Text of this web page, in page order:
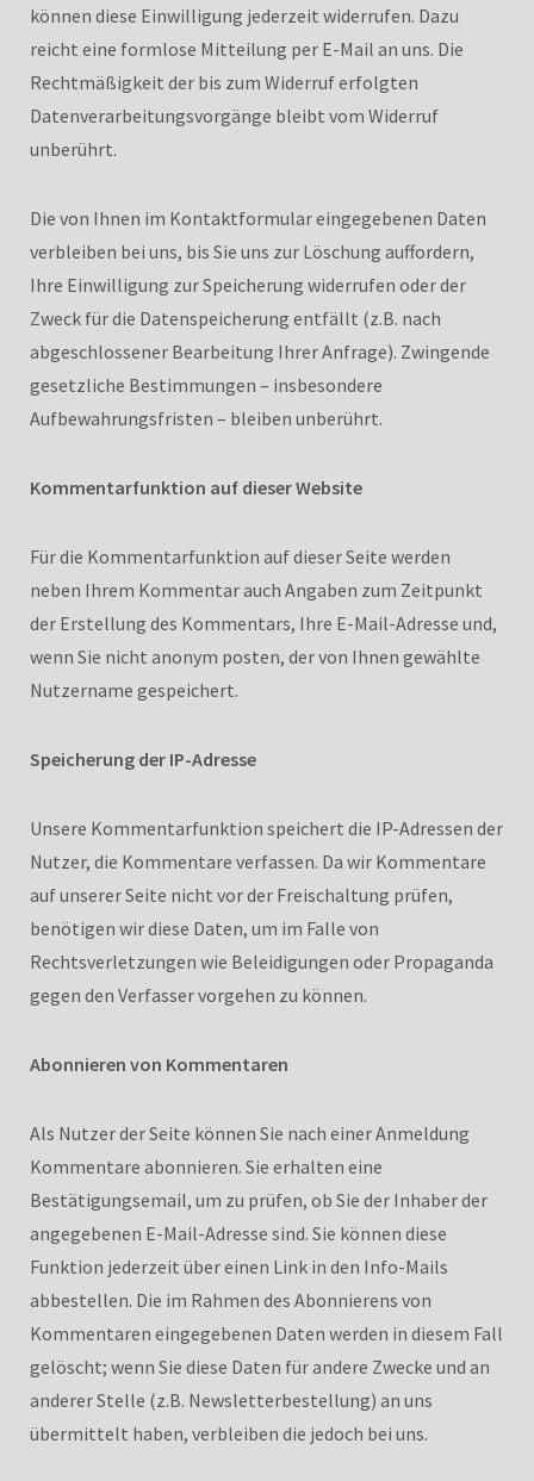
können diese Einwilligung jederzeit widerrufen. Dazu
reicht eine formlose Mitteilung per E-Mail an uns. Die
Rechtmäßigkeit der bis zum Widerruf erfolgten
Datenverarbeitungsvorgänge bleibt vom Widerruf
unberührt.
Die von Ihnen im Kontaktformular eingegebenen Daten
verbleiben bei uns, bis Sie uns zur Löschung auffordern,
Ihre Einwilligung zur Speicherung widerrufen oder der
Zweck für die Datenspeicherung entfällt (z.B. nach
abgeschlossener Bearbeitung Ihrer Anfrage). Zwingende
gesetzliche Bestimmungen – insbesondere
Aufbewahrungsfristen – bleiben unberührt.
Kommentarfunktion auf dieser Website
Für die Kommentarfunktion auf dieser Seite werden
neben Ihrem Kommentar auch Angaben zum Zeitpunkt
der Erstellung des Kommentars, Ihre E-Mail-Adresse und,
wenn Sie nicht anonym posten, der von Ihnen gewählte
Nutzername gespeichert.
Speicherung der IP-Adresse
Unsere Kommentarfunktion speichert die IP-Adressen der
Nutzer, die Kommentare verfassen. Da wir Kommentare
auf unserer Seite nicht vor der Freischaltung prüfen,
benötigen wir diese Daten, um im Falle von
Rechtsverletzungen wie Beleidigungen oder Propaganda
gegen den Verfasser vorgehen zu können.
Abonnieren von Kommentaren
Als Nutzer der Seite können Sie nach einer Anmeldung
Kommentare abonnieren. Sie erhalten eine
Bestätigungsemail, um zu prüfen, ob Sie der Inhaber der
angegebenen E-Mail-Adresse sind. Sie können diese
Funktion jederzeit über einen Link in den Info-Mails
abbestellen. Die im Rahmen des Abonnierens von
Kommentaren eingegebenen Daten werden in diesem Fall
gelöscht; wenn Sie diese Daten für andere Zwecke und an
anderer Stelle (z.B. Newsletterbestellung) an uns
übermittelt haben, verbleiben die jedoch bei uns.